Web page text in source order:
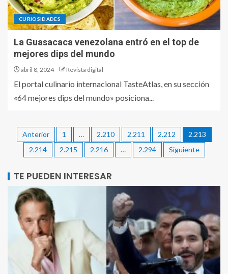
CURIOSIDADES
La Guasacaca venezolana entró en el top de
mejores dips del mundo
abril 8, 2024 Revista digital
El portal culinario internacional TasteAtlas, en su sección
«64 mejores dips del mundo» posiciona...
Anterior 1 … 2.210 2.211 2.212
2.213
2.214
2.215 2.216 … 2.294 Siguiente
TE PUEDEN INTERESAR